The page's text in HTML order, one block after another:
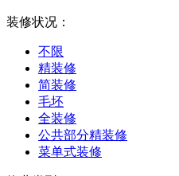
装修状况：
不限
精装修
简装修
毛坯
全装修
公共部分精装修
菜单式装修